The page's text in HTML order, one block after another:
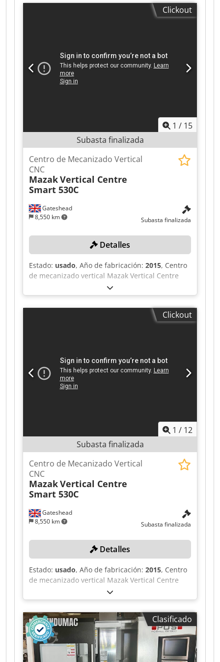
perfecta, prácticamente sin usar husillo ISO 40 a
tipo aleatorio con 30 posiciones volante remoto
transportador de virutas CNC con programación
ISO (tipo Fanuc), además de la opción SELCA
para importar programas específicos CAD
USB interfaz de red ETHERNET manual completo
programación conversacional con macros
gráficas (tipo FAGOR)
Clickout
1 / 15
Subasta finalizada
Gateshead
8,550 km
Centro de Mecanizado Vertical
CNC
MazakVertical Centre
Smart 530C
Subasta finalizada
Detalles
Estado: usado, Año de fabricación: 2015, Centro
de mecanizado vertical Mazak Vertical Centre
Smart 530C CNC con control Mazatrol Matrix 2.
N.º de serie: 259026 (2015), tamaño de la mesa:
1300 mm x 550 mm, velocidad máxima del
husillo: 12 000 rpm, cambiador de herramientas
de virutas LNS Turbo MH500, peso de la
máquina: 6800 kg, manual de usuario en CD.
País de origen: Reino Unido. Cedpfxjznllxe Ak
Heha Ubicación: Estos lotes se encuentran en
que el desmontaje y la carga correrán a cargo
del comprador. Todas las herramientas se
ofrecen tal como se describen.
Clickout
1 / 12
Subasta finalizada
Gateshead
8,550 km
Centro de Mecanizado Vertical
CNC
MazakVertical Centre
Smart 530C
Subasta finalizada
Detalles
Estado: usado, Año de fabricación: 2015, Centro
de mecanizado vertical Mazak Vertical Centre
Smart 530C CNC, con control Mazatrol Matrix 2.
N.º de serie: 264426 (2015), tamaño de la mesa:
1300 mm x 550 mm, velocidad máxima del
husillo: 12 000 rpm, cambiador automático de
herramientas (ATC) tipo tambor para 30
herramientas, equipado con diversos soportes
para herramientas y sonda Renishaw, cono del
Clasificado